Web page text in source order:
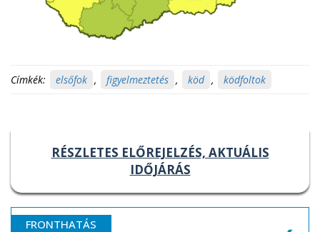
Címkék: elsőfok , figyelmeztetés , köd , ködfoltok
RÉSZLETES ELŐREJELZÉS, AKTUÁLIS
IDŐJÁRÁS
FRONTHATÁS